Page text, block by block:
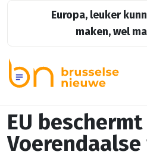
Europa, leuker
maken, wel
EU beschermt